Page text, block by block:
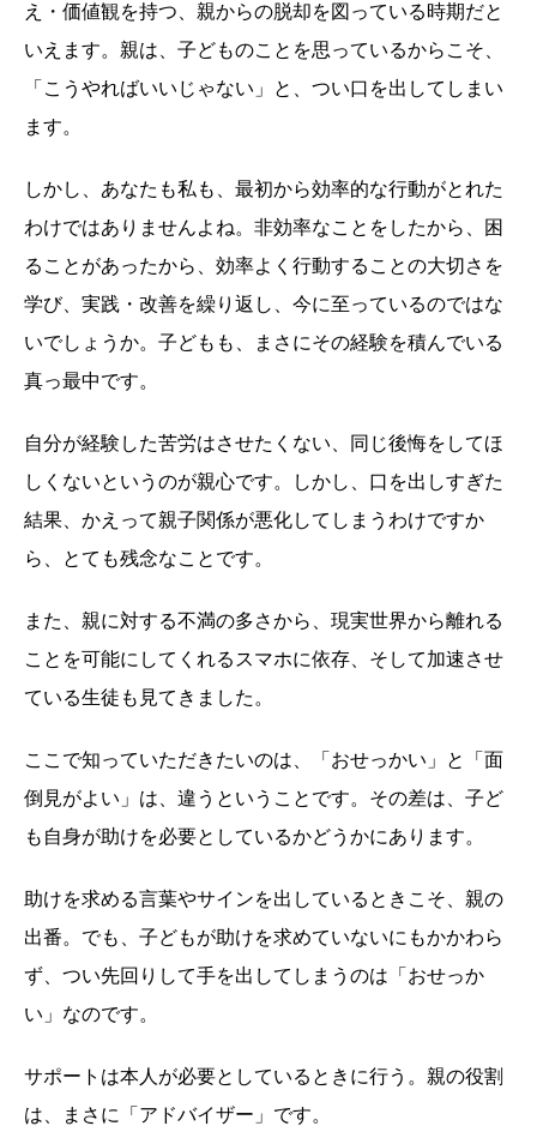
え・価値観を持つ、親からの脱却を図っている時期だと
いえます。親は、子どものことを思っているからこそ、
「こうやればいいじゃない」と、つい口を出してしまい
ます。
しかし、あなたも私も、最初から効率的な行動がとれた
わけではありませんよね。非効率なことをしたから、困
ることがあったから、効率よく行動することの大切さを
学び、実践・改善を繰り返し、今に至っているのではな
いでしょうか。子どもも、まさにその経験を積んでいる
真っ最中です。
自分が経験した苦労はさせたくない、同じ後悔をしてほ
しくないというのが親心です。しかし、口を出しすぎた
結果、かえって親子関係が悪化してしまうわけですか
ら、とても残念なことです。
また、親に対する不満の多さから、現実世界から離れる
ことを可能にしてくれるスマホに依存、そして加速させ
ている生徒も見てきました。
ここで知っていただきたいのは、「おせっかい」と「面
倒見がよい」は、違うということです。その差は、子ど
も自身が助けを必要としているかどうかにあります。
助けを求める言葉やサインを出しているときこそ、親の
出番。でも、子どもが助けを求めていないにもかかわら
ず、つい先回りして手を出してしまうのは「おせっか
い」なのです。
サポートは本人が必要としているときに行う。親の役割
は、まさに「アドバイザー」です。